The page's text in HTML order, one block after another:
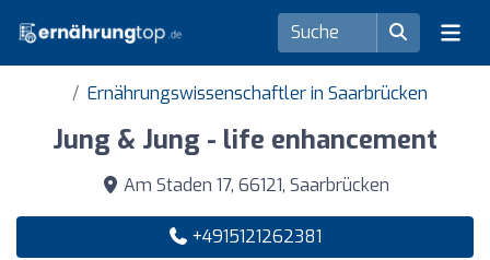
Ernährungswissenschaftler in Saarbrücken
Jung & Jung - life enhancement
Am Staden 17, 66121, Saarbrücken
+4915121262381